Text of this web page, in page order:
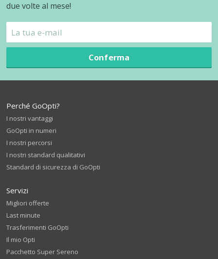
due volte al mese!
Conferma
Perché GoOpti?
I nostri vantaggi
GoOpti in numeri
I nostri percorsi
I nostri standard qualitativi
Standard di sicurezza di GoOpti
Servizi
Migliori offerte
Last minute
Trasferimenti GoOpti
Il mio Opti
Pacchetto Super Sereno